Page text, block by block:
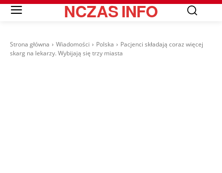
NCZASINFO
Strona główna Wiadomości Polska
Pacjenci składają coraz więcej
skarg na lekarzy. Wybijają się trzy miasta